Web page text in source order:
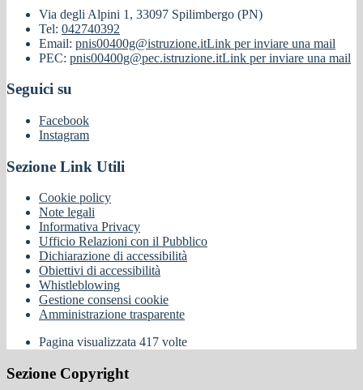
Via degli Alpini 1, 33097 Spilimbergo (PN)
Tel: 042740392
Email: pnis00400g@istruzione.itLink per inviare una mail
PEC: pnis00400g@pec.istruzione.itLink per inviare una mail
Seguici su
Facebook
Instagram
Sezione Link Utili
Cookie policy
Note legali
Informativa Privacy
Ufficio Relazioni con il Pubblico
Dichiarazione di accessibilità
Obiettivi di accessibilità
Whistleblowing
Gestione consensi cookie
Amministrazione trasparente
Pagina visualizzata 417 volte
Sezione Copyright